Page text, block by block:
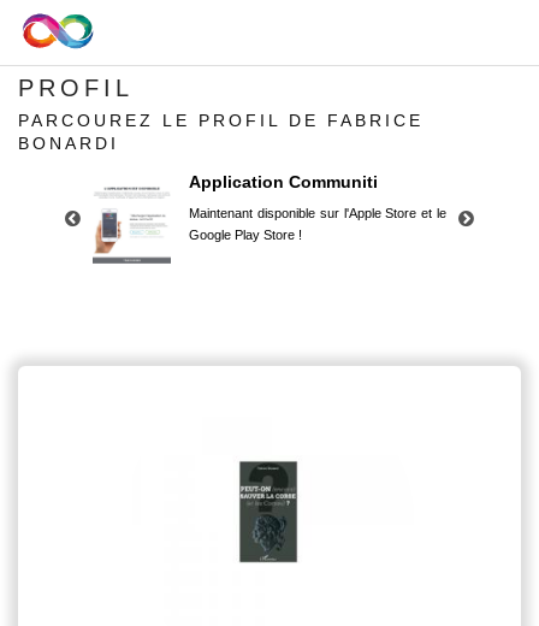
PROFIL
PARCOUREZ LE PROFIL DE FABRICE
BONARDI
Application Communiti
Maintenant disponible sur l'Apple Store et le
Google Play Store !